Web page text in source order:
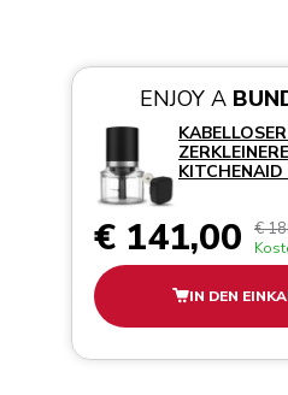
ENJOY A
KITCHENAID
€ 141,00 €
IN DEN